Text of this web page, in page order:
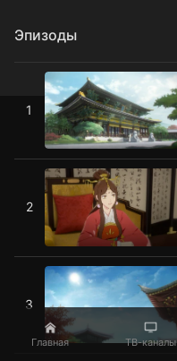
Главная ТВ-каналы
Эпизоды
1
Серия 1
2
Серия 2
3
Серия 3